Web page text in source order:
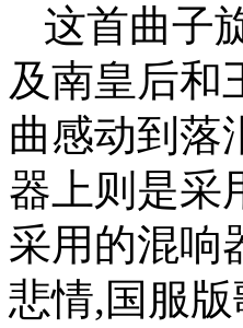
这首曲子
及南皇后和
曲感动到落
器上则是采
采用的混响
悲情,国服